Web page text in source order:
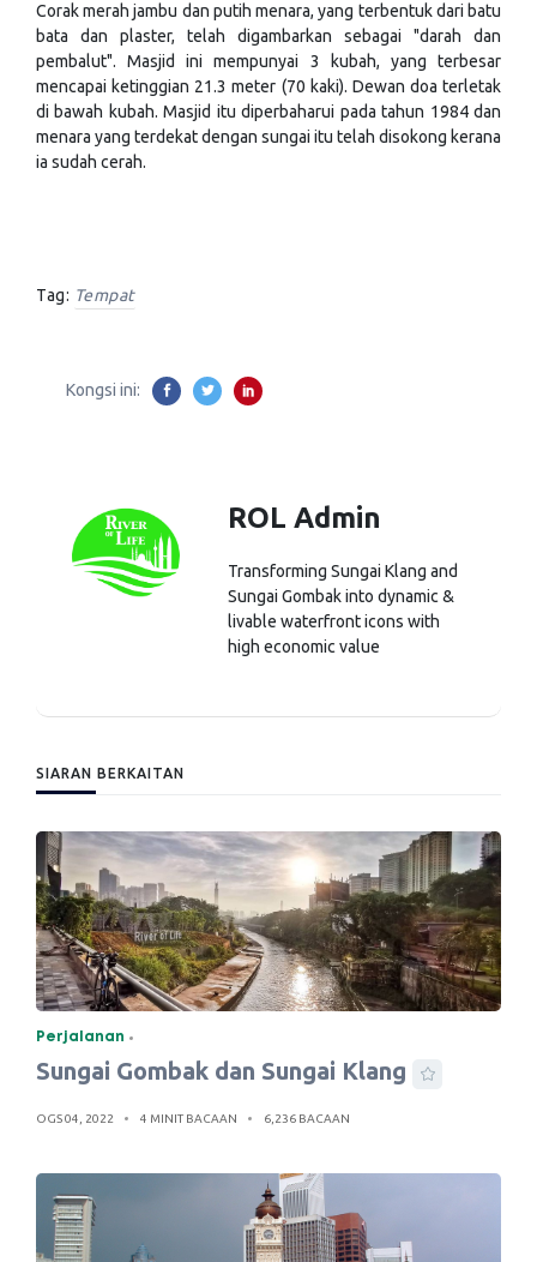
Corak merah jambu dan putih menara, yang terbentuk dari batu
bata dan plaster, telah digambarkan sebagai "darah dan
pembalut". Masjid ini mempunyai 3 kubah, yang terbesar
mencapai ketinggian 21.3 meter (70 kaki). Dewan doa terletak
di bawah kubah. Masjid itu diperbaharui pada tahun 1984 dan
menara yang terdekat dengan sungai itu telah disokong kerana
ia sudah cerah.
Tag: Tempat
Kongsi ini:
ROL Admin
Transforming Sungai Klang and
Sungai Gombak into dynamic &
livable waterfront icons with
high economic value
SIARAN BERKAITAN
Perjalanan
Sungai Gombak dan Sungai Klang
OGS 04, 2022 4 MINIT BACAAN 6,236 BACAAN